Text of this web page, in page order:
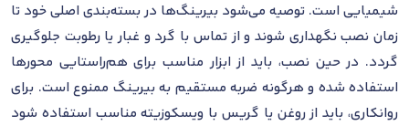
شیمیایی است. توصیه می‌شود بیرینگ‌ها در بسته‌بندی اصلی خود تا
زمان نصب نگهداری شوند و از تماس با گرد و غبار یا رطوبت جلوگیری
گردد. در حین نصب، باید از ابزار مناسب برای هم‌راستایی محورها
استفاده شده و هرگونه ضربه مستقیم به بیرینگ ممنوع است. برای
روانکاری، باید از روغن یا گریس با ویسکوزیته مناسب استفاده شود